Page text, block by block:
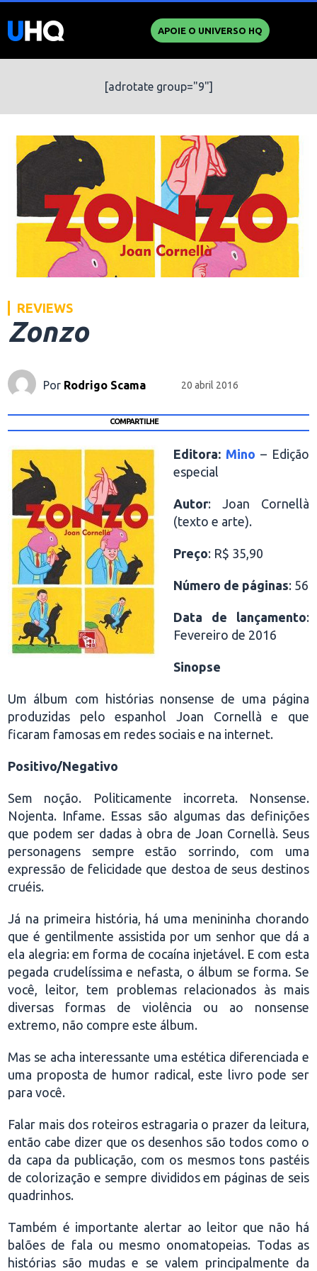
APOIE O UNIVERSO HQ
[adrotate group="9"]
REVIEWS
Zonzo
Por Rodrigo Scama 20 abril 2016
COMPARTILHE
Editora: Mino – Edição
especial
Autor: Joan Cornellà
(texto e arte).
Preço: R$ 35,90
Número de páginas: 56
Data de lançamento:
Fevereiro de 2016
Sinopse
Um álbum com histórias nonsense de uma página
produzidas pelo espanhol Joan Cornellà e que
ficaram famosas em redes sociais e na internet.
Positivo/Negativo
Sem noção. Politicamente incorreta. Nonsense.
Nojenta. Infame. Essas são algumas das definições
que podem ser dadas à obra de Joan Cornellà. Seus
personagens sempre estão sorrindo, com uma
expressão de felicidade que destoa de seus destinos
cruéis.
Já na primeira história, há uma menininha chorando
que é gentilmente assistida por um senhor que dá a
ela alegria: em forma de cocaína injetável. E com esta
pegada crudelíssima e nefasta, o álbum se forma. Se
você, leitor, tem problemas relacionados às mais
diversas formas de violência ou ao nonsense
extremo, não compre este álbum.
Mas se acha interessante uma estética diferenciada e
uma proposta de humor radical, este livro pode ser
para você.
Falar mais dos roteiros estragaria o prazer da leitura,
então cabe dizer que os desenhos são todos como o
da capa da publicação, com os mesmos tons pastéis
de colorização e sempre divididos em páginas de seis
quadrinhos.
Também é importante alertar ao leitor que não há
balões de fala ou mesmo onomatopeias. Todas as
histórias são mudas e se valem principalmente da